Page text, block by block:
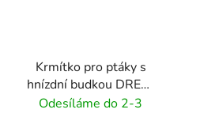
Krmítko pro ptáky s
hnízdní budkou DREW
KL60 45cm
Odesíláme do 2-3